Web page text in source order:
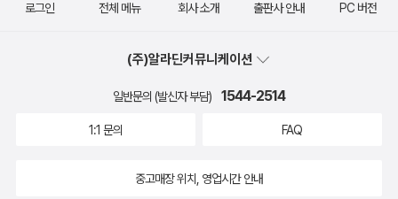
로그인 전체 메뉴 회사 소개 출판사 안내 PC 버전
(주)알라딘커뮤니케이션
일반문의 (발신자 부담) 1544-2514
1:1 문의 FAQ
중고매장 위치, 영업시간 안내